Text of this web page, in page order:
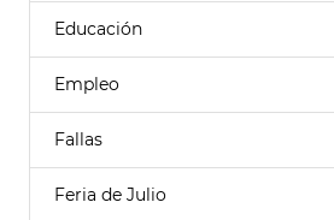
Educación
Empleo
Fallas
Feria de Julio